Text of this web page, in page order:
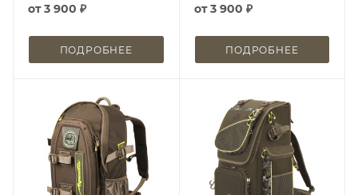
от3 900 ₽
ПОДРОБНЕЕ
от3 900 ₽
ПОДРОБНЕЕ